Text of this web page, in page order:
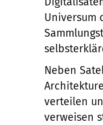
Universum
Neben
verteilen
verweisen